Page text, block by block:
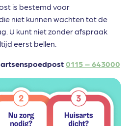
is bestemd voor
niet kunnen wachten tot de
U kunt niet zonder afspraak
eerst bellen.
0115 – 643000